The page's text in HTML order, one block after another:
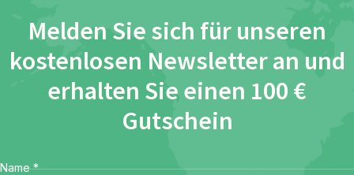
Melden Sie sich für unseren
kostenlosen Newsletter an und
erhalten Sie einen 100 €
Gutschein
Name *